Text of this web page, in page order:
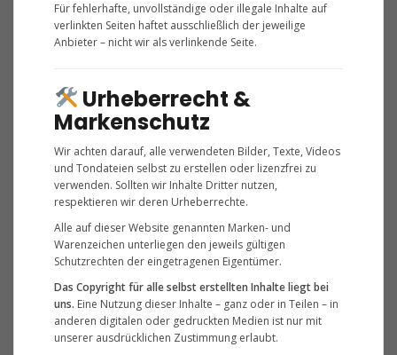
Für fehlerhafte, unvollständige oder illegale Inhalte auf
verlinkten Seiten haftet ausschließlich der jeweilige
Anbieter – nicht wir als verlinkende Seite.
Urheberrecht &
Markenschutz
Wir achten darauf, alle verwendeten Bilder, Texte, Videos
und Tondateien selbst zu erstellen oder lizenzfrei zu
verwenden. Sollten wir Inhalte Dritter nutzen,
respektieren wir deren Urheberrechte.
Alle auf dieser Website genannten Marken- und
Warenzeichen unterliegen den jeweils gültigen
Schutzrechten der eingetragenen Eigentümer.
Das Copyright für alle selbst erstellten Inhalte liegt bei
uns. Eine Nutzung dieser Inhalte – ganz oder in Teilen – in
anderen digitalen oder gedruckten Medien ist nur mit
unserer ausdrücklichen Zustimmung erlaubt.